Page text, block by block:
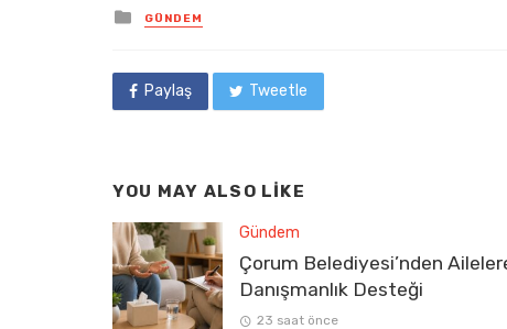
Posted
in
GÜNDEM
Paylaş Tweetle
YOU MAY ALSO LIKE
Gündem
Çorum Belediyesi’nden
Danışmanlık Desteği
23 saat önce